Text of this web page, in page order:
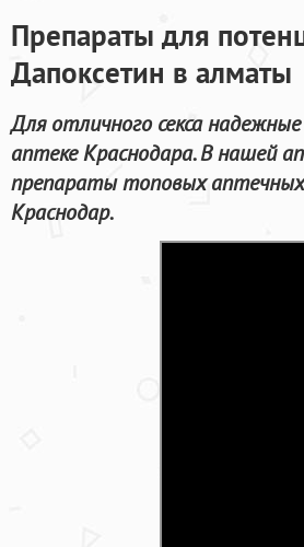
Препараты для
Дапоксетин в алматы
Для отличного секса
аптеке Краснодара. В нашей
препараты топовых аптечных
Краснодар.